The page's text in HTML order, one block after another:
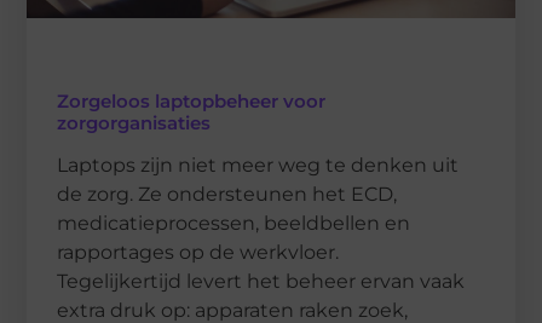
Zorgeloos laptopbeheer voor
zorgorganisaties
Laptops zijn niet meer weg te denken uit
de zorg. Ze ondersteunen het ECD,
medicatieprocessen, beeldbellen en
rapportages op de werkvloer.
Tegelijkertijd levert het beheer ervan vaak
extra druk op: apparaten raken zoek,